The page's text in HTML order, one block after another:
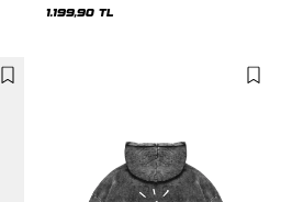
1.199,90 TL